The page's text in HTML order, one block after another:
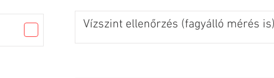
Vízszint ellenőrzés (fagyálló mérés is)